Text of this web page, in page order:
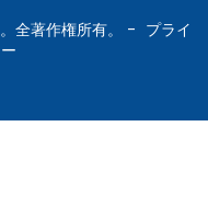
全著作権所有。 - プライ